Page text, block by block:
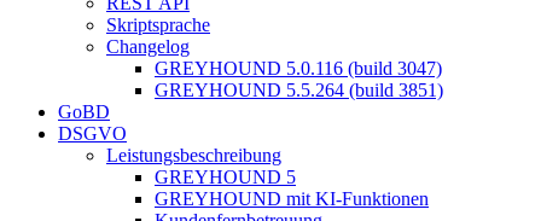
Skriptsprache
Changelog
GREYHOUND 5.0.116 (build 3047)
GREYHOUND 5.5.264 (build 3851)
GoBD
DSGVO
Leistungsbeschreibung
GREYHOUND 5
GREYHOUND mit KI-Funktionen